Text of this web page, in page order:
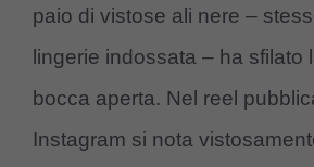
paio di vistose ali nere –
lingerie indossata – ha sfilato
bocca aperta. Nel reel
Instagram si nota